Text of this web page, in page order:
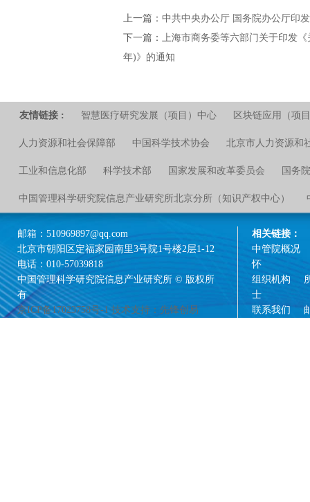
上一篇：中共中央办公厅 国务院办公厅印
下一篇：上海市商务委等六部门关于印发
年)》的通知
友情链接 : 智慧医疗研究发展（项目）中心 区块链应用（项
人力资源和社会保障部 中国科学技术协会 北京市人力资源和
工业和信息化部 科学技术部 国家发展和改革委员会 国务
中国管理科学研究院信息产业研究所北京分所（知识产权中心）
邮箱：510969897@qq.com
北京市朝阳区定福家园南里3号院1号楼2层1-12
电话：010-57039818
中国管理科学研究院信息产业研究所 © 版权所
有
京ICP备17023758号-1 技术支持：先锋创易
相关链接：
中管院概况
怀
组织机构
士
联系我们